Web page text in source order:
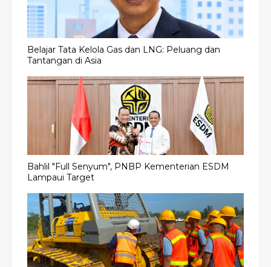
Belajar Tata Kelola Gas dan LNG: Peluang dan
Tantangan di Asia
Bahlil "Full Senyum", PNBP Kementerian ESDM
Lampaui Target